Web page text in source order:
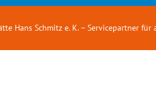
Hans Schmitz e. K.– Servicepartner für